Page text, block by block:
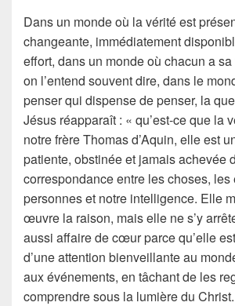
Dans un monde où la vérité est
changeante, immédiatement
effort, dans un monde où chacun a
on l’entend souvent dire, dans le
penser qui dispense de penser, la
Jésus réapparaît : « qu’est-ce que la
notre frère Thomas d’Aquin, elle est
patiente, obstinée et jamais achevée
correspondance entre les choses,
personnes et notre intelligence. Elle
œuvre la raison, mais elle ne s’y
aussi affaire de cœur parce qu’elle
d’une attention bienveillante au
aux événements, en tâchant de les
comprendre sous la lumière du Christ.